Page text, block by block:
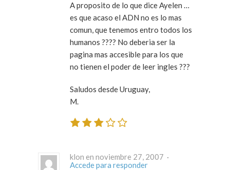
A proposito de lo que dice Ayelen …
es que acaso el ADN no es lo mas
comun, que tenemos entro todos los
humanos ???? No deberia ser la
pagina mas accesible para los que
no tienen el poder de leer ingles ???
Saludos desde Uruguay,
M.
klon en noviembre 27, 2007 ·
Accede para responder